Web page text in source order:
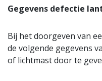
Gegevens defectie
Bij het doorgeven van
de volgende gegevens
of lichtmast door te